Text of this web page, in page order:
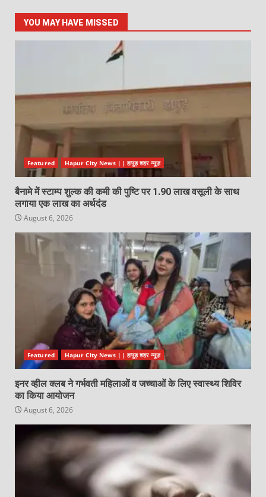
YOU MAY HAVE MISSED
Featured Hapur City News || हापुड़ शहर न्यूज़
बैनामे में स्टाम्प शुल्क की कमी की पुष्टि पर 1.90 लाख वसूली के साथ
लगाया एक लाख का अर्थदंड
August 6, 2026
Featured Hapur City News || हापुड़ शहर न्यूज़
इनर व्हील क्लब ने गर्भवती महिलाओं व जच्चाओं के लिए स्वास्थ्य शिविर
का किया आयोजन
August 6, 2026